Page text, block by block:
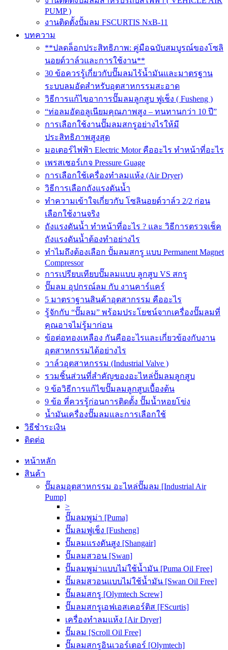
PUMP )
งานติดตั้งปั้มลม FSCURTIS NxB-11
บทความ
**ปลดล็อกประสิทธิภาพ: คู่มือฉบับสมบูรณ์ของโซลิ
นอยด์วาล์วและการใช้งาน**
30 ข้อควรรู้เกี่ยวกับปั๊มลมไร้น้ำมันและมาตรฐาน
ระบบลมอัดสำหรับอุตสาหกรรมสะอาด
วิธีการแก้ไขอาการปั๊มลมลูกสูบ ฟูเช็ง ( Fusheng )
“ท่อลมอัดอลูเนียมคุณภาพสูง – ทนทานกว่า 10 ปี”
การเลือกใช้งานปั๊มลมสกรูอย่างไรให้มี
ประสิทธิภาพสูงสุด
มอเตอร์ไฟฟ้า Electric Motor คืออะไร ทำหน้าที่อะไร
เพรสเชอร์เกจ Pressure Guage
การเลือกใช้เครื่องทำลมแห้ง (Air Dryer)
วิธีการเลือกถังแรงดันน้ำ
ทำความเข้าใจเกี่ยวกับ โซลินอยด์วาล์ว 2/2 ก่อน
เลือกใช้งานจริง
ถังแรงดันน้ำ ทำหน้าที่อะไร ? และ วิธีการตรวจเช็ค
ถังแรงดันน้ำต้องทำอย่างไร
ทำไมถึงต้องเลือก ปั้มลมสกรู แบบ Permanent Magnet
Compressor
การเปรียบเทียบปั๊มลมแบบ ลูกสูบ VS สกรู
ปั๊มลม อุปกรณ์ลม กับ งานคาร์แคร์
5 มาตราฐานสินค้าอุตสากรรม คืออะไร
รู้จักกับ “ปั๊มลม” พร้อมประโยชน์จากเครื่องปั๊มลมที่
คุณอาจไม่รู้มาก่อน
ข้อต่อทองเหลือง กันคืออะไรและเกี่ยวข้องกับงาน
อุตสาหกรรมได้อย่างไร
วาล์วอุตสาหกรรม (Industrial Valve )
รวมชิ้นส่วนที่สำคัญของอะไหล่ปั้มลมลูกสูบ
9 ข้อวิธีการแก้ไขปั๊มลมลูกสูบเบื้องต้น
9 ข้อ ที่ควรรู้ก่อนการติดตั้ง ปั๊มน้ำหอยโข่ง
น้ำมันเครื่องปั๊มลมและการเลือกใช้
วิธีชำระเงิน
ติดต่อ
หน้าหลัก
สินค้า
ปั๊มลมอุตสาหกรรม อะไหล่ปั๊มลม [Industrial Air
Pump]
>
ปั๊มลมพูม่า [Puma]
ปั๊มลมฟูเช็ง [Fusheng]
ปั๊มลมแรงดันสูง [Shangair]
ปั๊มลมสวอน [Swan]
ปั๊มลมพูม่าแบบไม่ใช้น้ำมัน [Puma Oil Free]
ปั๊มลมสวอนแบบไม่ใช้น้ำมัน [Swan Oil Free]
ปั๊มลมสกรู [Olymtech Screw]
ปั๊มลมสกรูเอฟเอสเคอร์ติส [FScurtis]
เครื่องทำลมแห้ง [Air Dryer]
ปั๊มลม [Scroll Oil Free]
ปั๊มลมสกรูอินเวอร์เตอร์ [Olymtech]